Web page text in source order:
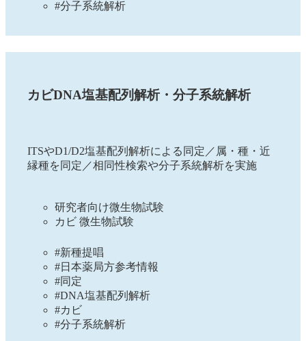
#分子系統解析
カビDNA塩基配列解析・分子系統解析
ITSやD1/D2塩基配列解析による同定／属・種・近
縁種を同定／相同性検索や分子系統解析を実施
研究者向け微生物試験
カビ 微生物試験
#新種提唱
#日本薬局方参考情報
#同定
#DNA塩基配列解析
#カビ
#分子系統解析